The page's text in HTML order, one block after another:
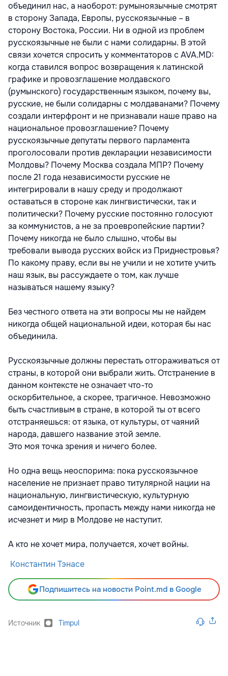
объединил нас, а наоборот: румыноязычные смотрят
в сторону Запада, Европы, русскоязычные – в
сторону Востока, России. Ни в одной из проблем
русскоязычные не были с нами солидарны. В этой
связи хочется спросить у комментаторов с AVA.MD:
когда ставился вопрос возвращения к латинской
графике и провозглашение молдавского
(румынского) государственным языком, почему вы,
русские, не были солидарны с молдаванами? Почему
создали интерфронт и не признавали наше право на
национальное провозглашение? Почему
русскоязычные депутаты первого парламента
проголосовали против декларации независимости
Молдовы? Почему Москва создала МПР? Почему
после 21 года независимости русские не
интегрировали в нашу среду и продолжают
оставаться в стороне как лингвистически, так и
политически? Почему русские постоянно голосуют
за коммунистов, а не за проевропейские партии?
Почему никогда не было слышно, чтобы вы
требовали вывода русских войск из Приднестровья?
По какому праву, если вы не учили и не хотите учить
наш язык, вы рассуждаете о том, как лучше
называться нашему языку?
Без честного ответа на эти вопросы мы не найдем
никогда общей национальной идеи, которая бы нас
объединила.
Русскоязычные должны перестать отгораживаться от
страны, в которой они выбрали жить. Отстранение в
данном контексте не означает что-то
оскорбительное, а скорее, трагичное. Невозможно
быть счастливым в стране, в которой ты от всего
отстраняешься: от языка, от культуры, от чаяний
народа, давшего название этой земле.
Это моя точка зрения и ничего более.
Но одна вещь неоспорима: пока русскоязычное
население не признает право титулярной нации на
национальную, лингвистическую, культурную
самоидентичность, пропасть между нами никогда не
исчезнет и мир в Молдове не наступит.
А кто не хочет мира, получается, хочет войны.
Константин Тэнасе
Подпишитесь на новости Point.md в Google
Источник Timpul